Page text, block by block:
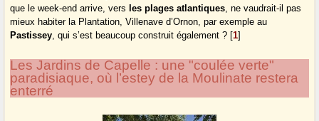
que le week-end arrive, vers les plages atlantiques, ne vaudrait-il pas
mieux habiter la Plantation, Villenave d’Ornon, par exemple au
Pastissey, qui s’est beaucoup construit également ? [1]
Les Jardins de Capelle : une "coulée verte"
paradisiaque, où l’estey de la Moulinate restera
enterré